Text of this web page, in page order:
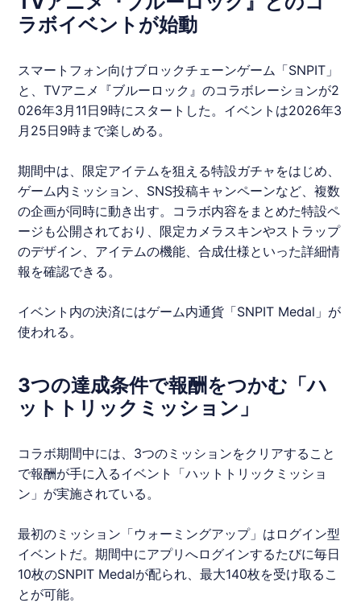
ラボイベントが始動
スマートフォン向けブロックチェーンゲーム 「SNPIT 」
と、TVアニメ『ブルーロック 』のコラボレーションが2
026年3月11日9時にスタートした。イベントは2026年3
月25日9時まで楽しめる。
期間中は、限定アイテムを狙える特設ガチャをはじめ、
ゲーム内ミッション、SNS投稿キャンペーンなど、複数
の企画が同時に動き出す。コラボ内容をまとめた特設ペ
ージも公開されており、限定カメラスキンやストラップ
のデザイン、アイテムの機能、合成仕様といった詳細情
報を確認できる。
イベント内の決済にはゲーム内通貨「SNPIT Medal」が
使われる。
3つの達成条件で報酬をつかむ「ハ
ットトリックミッション」
コラボ期間中には、3つのミッションをクリアすること
で報酬が手に入るイベント「ハットトリックミッショ
ン」が実施されている。
最初のミッション「ウォーミングアップ」はログイン型
イベントだ。期間中にアプリへログインするたびに毎日
10枚のSNPIT Medalが配られ、最大140枚を受け取るこ
とが可能。